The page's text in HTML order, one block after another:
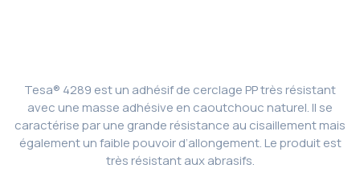
Tesa® 4289 est un adhésif de cerclage PP très résistant
avec une masse adhésive en caoutchouc naturel. Il se
caractérise par une grande résistance au cisaillement mais
également un faible pouvoir d’allongement. Le produit est
très résistant aux abrasifs.